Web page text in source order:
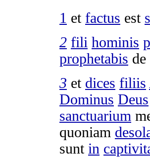
1 et factus est
2 fili hominis
prophetabis de
3 et dices filiis
Dominus Deus
sanctuarium
quoniam
sunt in